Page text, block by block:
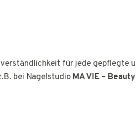
für jede gepflegte
bei Nagelstudio MA VIE –